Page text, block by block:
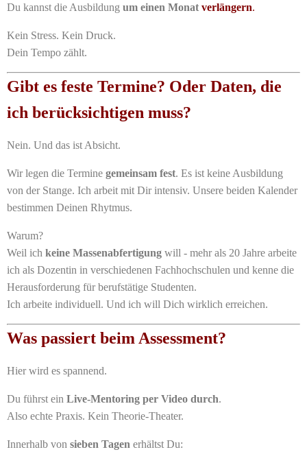
Du kannst die Ausbildung um einen Monat verlängern.
Kein Stress. Kein Druck.
Dein Tempo zählt.
Gibt es feste Termine? Oder Daten, die
ich berücksichtigen muss?
Nein. Und das ist Absicht.
Wir legen die Termine gemeinsam fest. Es ist keine Ausbildung
von der Stange. Ich arbeit mit Dir intensiv. Unsere beiden Kalender
bestimmen Deinen Rhytmus.
Warum?
Weil ich keine Massenabfertigung will - mehr als 20 Jahre arbeite
ich als Dozentin in verschiedenen Fachhochschulen und kenne die
Herausforderung für berufstätige Studenten.
Ich arbeite individuell. Und ich will Dich wirklich erreichen.
Was passiert beim Assessment?
Hier wird es spannend.
Du führst ein Live-Mentoring per Video durch.
Also echte Praxis. Kein Theorie-Theater.
Innerhalb von sieben Tagen erhältst Du: